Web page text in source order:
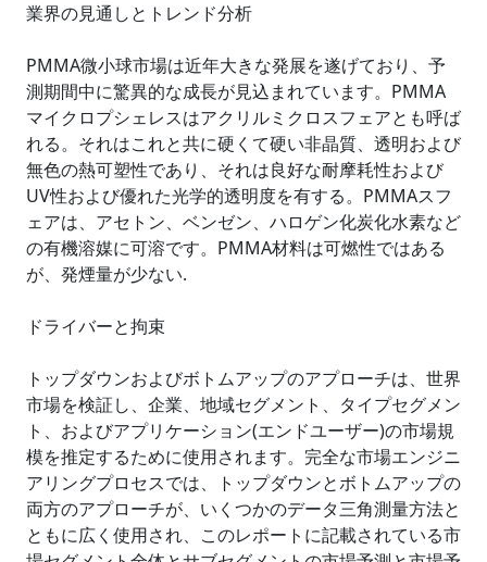
業界の見通しとトレンド分析
PMMA微小球市場は近年大きな発展を遂げており、予
測期間中に驚異的な成長が見込まれています。PMMA
マイクロプシェレスはアクリルミクロスフェアとも呼ば
れる。それはこれと共に硬くて硬い非晶質、透明および
無色の熱可塑性であり、それは良好な耐摩耗性および
UV性および優れた光学的透明度を有する。PMMAスフ
ェアは、アセトン、ベンゼン、ハロゲン化炭化水素など
の有機溶媒に可溶です。PMMA材料は可燃性ではある
が、発煙量が少ない.
ドライバーと拘束
トップダウンおよびボトムアップのアプローチは、世界
市場を検証し、企業、地域セグメント、タイプセグメン
ト、およびアプリケーション(エンドユーザー)の市場規
模を推定するために使用されます。完全な市場エンジニ
アリングプロセスでは、トップダウンとボトムアップの
両方のアプローチが、いくつかのデータ三角測量方法と
ともに広く使用され、このレポートに記載されている市